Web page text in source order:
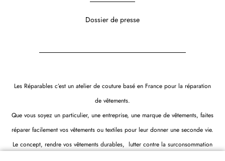
Dossier de presse
Les Réparables c’est un atelier de couture basé en France pour la réparation
de vêtements.
Que vous soyez un particulier, une entreprise, une marque de vêtements, faites
réparer facilement vos vêtements ou textiles pour leur donner une seconde vie.
Le concept, rendre vos vêtements durables, lutter contre la surconsommation